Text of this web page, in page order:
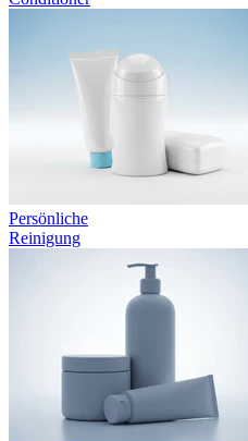
Persönliche
Reinigung